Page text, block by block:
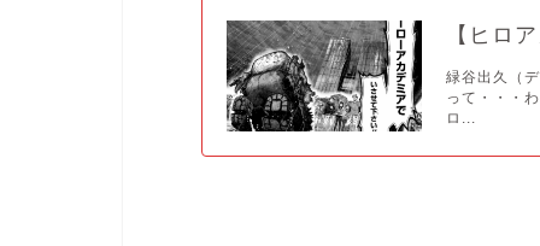
【ヒロ
緑谷出久（
って・・・
ロ...